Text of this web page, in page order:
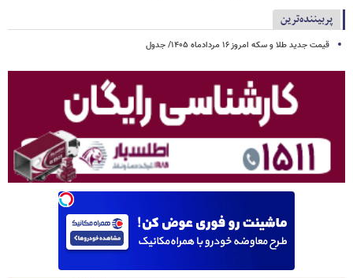
پربیننده‌ترین
قیمت جدید طلا و سکه امروز ۱۶ مردادماه ۱۴۰۵/ جدول